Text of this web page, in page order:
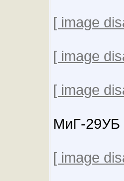
[ image
[ image
[ image
МиГ-29УБ
[ image